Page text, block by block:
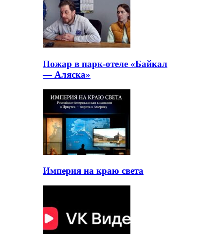
Пожар в парк-отеле «Байкал
— Аляска»
Империя на краю света